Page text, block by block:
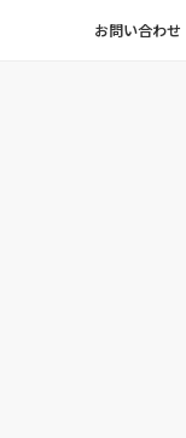
お問い合わせ